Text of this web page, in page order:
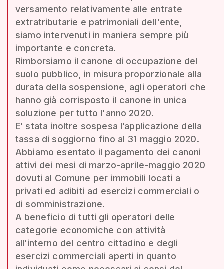
versamento relativamente alle entrate
extratributarie e patrimoniali dell'ente,
siamo intervenuti in maniera sempre più
importante e concreta.
Rimborsiamo il canone di occupazione del
suolo pubblico, in misura proporzionale alla
durata della sospensione, agli operatori che
hanno già corrisposto il canone in unica
soluzione per tutto l'anno 2020.
E’ stata inoltre sospesa l’applicazione della
tassa di soggiorno fino al 31 maggio 2020.
Abbiamo esentato il pagamento dei canoni
attivi dei mesi di marzo-aprile-maggio 2020
dovuti al Comune per immobili locati a
privati ed adibiti ad esercizi commerciali o
di somministrazione.
A beneficio di tutti gli operatori delle
categorie economiche con attività
all’interno del centro cittadino e degli
esercizi commerciali aperti in quanto